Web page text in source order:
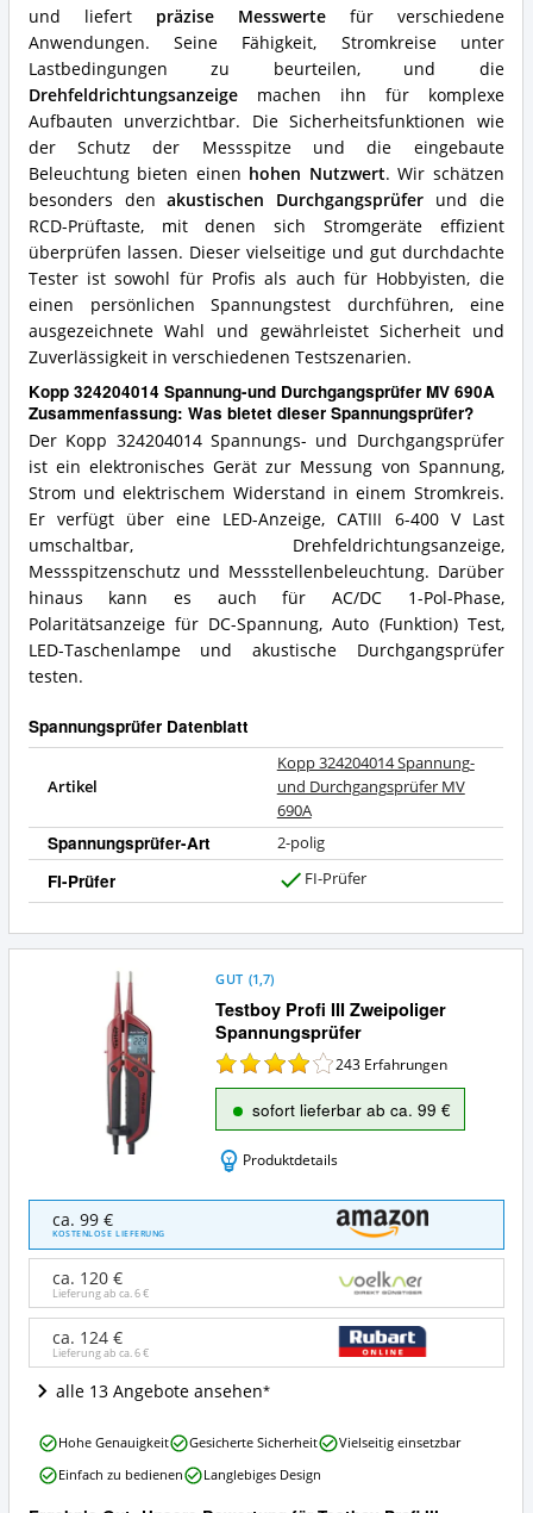
und liefert präzise Messwertefür verschiedene
Anwendungen. Seine Fähigkeit, Stromkreise unter
Lastbedingungen zu beurteilen, und die
Drehfeldrichtungsanzeigemachen ihn für komplexe
Aufbauten unverzichtbar. Die Sicherheitsfunktionen wie
der Schutz der Messspitze und die eingebaute
Beleuchtung bieten einen hohen Nutzwert. Wir schätzen
besonders denakustischen Durchgangsprüfer und die
RCD-Prüftaste, mit denen sich Stromgeräte effizient
überprüfen lassen. Dieser vielseitige und gut durchdachte
Tester ist sowohl für Profis als auch für Hobbyisten, die
einen persönlichen Spannungstest durchführen, eine
ausgezeichnete Wahl und gewährleistet Sicherheit und
Zuverlässigkeit in verschiedenen Testszenarien.
Kopp 324204014 Spannung-und Durchgangsprüfer MV 690A
Zusammenfassung: Was bietet dieser Spannungsprüfer?
Der Kopp 324204014 Spannungs- und Durchgangsprüfer
ist ein elektronisches Gerät zur Messung von Spannung,
Strom und elektrischem Widerstand in einem Stromkreis.
Er verfügt über eine LED-Anzeige, CATIII 6-400 V Last
umschaltbar, Drehfeldrichtungsanzeige,
Messspitzenschutz und Messstellenbeleuchtung. Darüber
hinaus kann es auch für AC/DC 1-Pol-Phase,
Polaritätsanzeige für DC-Spannung, Auto (Funktion) Test,
LED-Taschenlampe und akustische Durchgangsprüfer
testen.
Spannungsprüfer Datenblatt
Artikel
Kopp 324204014 Spannung-
und Durchgangsprüfer MV
690A
Spannungsprüfer-Art 2-polig
FI-Prüfer FI-Prüfer
Testboy Profi III Zweipoliger
Spannungsprüfer
GUT (1,7)
243 Erfahrungen
sofort lieferbar ab ca. 99 €
Produktdetails
Testboy
Profi
III
Zweipoliger
Spannungsprüfer
Angebote:
dieser
Spannungsprüfer
ca. 99 €
KOSTENLOSE LIEFERUNG
ca. 120 €
Lieferung ab ca.6 €
ca. 124 €
Lieferung ab ca.6 €
alle 13 Angebote ansehen
Testboy
Profi
III
Hohe Genauigkeit Gesicherte Sicherheit
Vielseitig einsetzbar
Einfach zu bedienen
Langlebiges Design